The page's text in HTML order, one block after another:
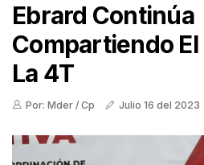
Ebrard Continúa
Compartiendo
La 4T
Por: Mder / Cp Julio 16 del 2023